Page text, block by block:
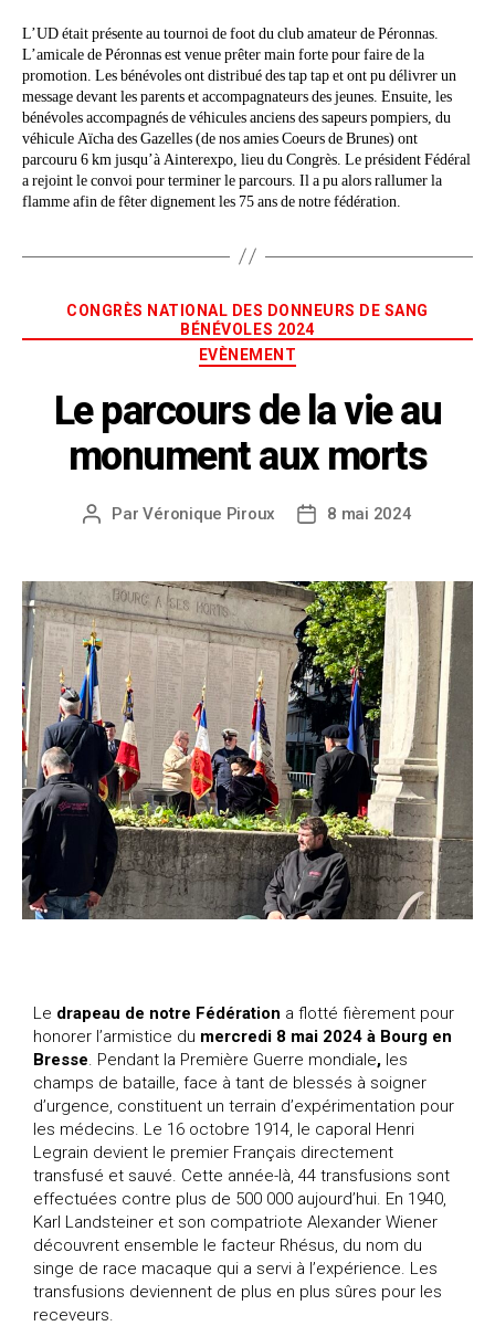
L’UD était présente au tournoi de foot du club amateur de Péronnas.
L’amicale de Péronnas est venue prêter main forte pour faire de la
promotion. Les bénévoles ont distribué des tap tap et ont pu délivrer un
message devant les parents et accompagnateurs des jeunes. Ensuite, les
bénévoles accompagnés de véhicules anciens des sapeurs pompiers, du
véhicule Aïcha des Gazelles (de nos amies Coeurs de Brunes) ont
parcouru 6 km jusqu’à Ainterexpo, lieu du Congrès. Le président Fédéral
a rejoint le convoi pour terminer le parcours. Il a pu alors rallumer la
flamme afin de fêter dignement les 75 ans de notre fédération.
CONGRÈS NATIONAL DES DONNEURS DE SANG
BÉNÉVOLES 2024
EVÈNEMENT
Le parcours de la vie au
monument aux morts
ParVéronique Piroux 8 mai 2024
Le drapeau de notre Fédération a flotté fièrement pour
honorer l’armistice du mercredi 8 mai 2024 à Bourg en
Bresse. Pendant la Première Guerre mondiale, les
champs de bataille, face à tant de blessés à soigner
d’urgence, constituent un terrain d’expérimentation pour
les médecins. Le 16 octobre 1914, le caporal Henri
Legrain devient le premier Français directement
transfusé et sauvé. Cette année-là, 44 transfusions sont
effectuées contre plus de 500 000 aujourd’hui. En 1940,
Karl Landsteiner et son compatriote Alexander Wiener
découvrent ensemble le facteur Rhésus, du nom du
singe de race macaque qui a servi à l’expérience. Les
transfusions deviennent de plus en plus sûres pour les
receveurs.